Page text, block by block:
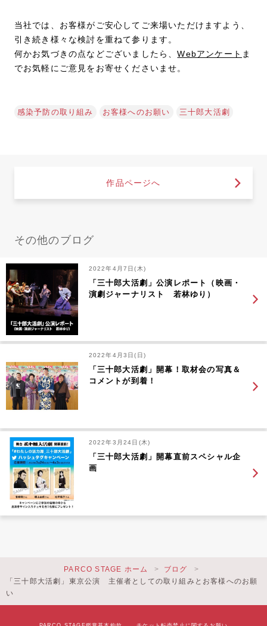
当社では、お客様がご安心してご来場いただけますよう、
引き続き様々な検討を重ねて参ります。
何かお気づきの点などございましたら、Webアンケート ま
でお気軽にご意見をお寄せくださいませ。
感染予防の取り組み お客様へのお願い 三十郎大活劇
作品ページへ
その他のブログ
2022年4月7日(木)
「三十郎大活劇」公演レポート（映画・
演劇ジャーナリスト 若林ゆり）
2022年4月3日(日)
「三十郎大活劇」開幕！取材会の写真＆
コメントが到着！
2022年3月24日(木)
「三十郎大活劇」開幕直前スペシャル企
画
PARCO STAGE ホーム
ブログ
「三十郎大活劇」東京公演 主催者としての取り組みとお客様へのお願
い